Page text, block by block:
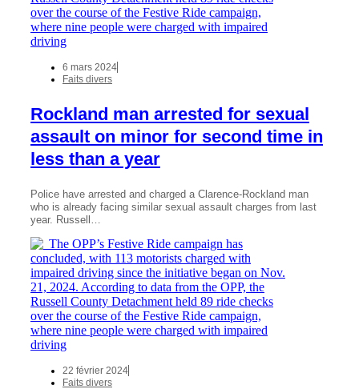
6 mars 2024
Faits divers
Rockland man arrested for sexual
assault on minor for second time in
less than a year
Police have arrested and charged a Clarence-Rockland man
who is already facing similar sexual assault charges from last
year. Russell…
22 février 2024
Faits divers